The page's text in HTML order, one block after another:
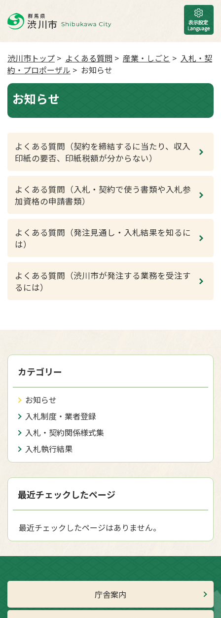
渋川市トップ > よくある質問 > 産業・しごと > 入札・契
約・プロポーザル > お知らせ
お知らせ
よくある質問（契約を締結するに当たり、収入
印紙の要否、印紙税額が分からない）
よくある質問（入札・契約で使う書類や入札参
加資格の申請書類）
よくある質問（発注見通し・入札結果を知るに
は）
よくある質問（渋川市が発注する業務を受注す
るには）
カテゴリー
お知らせ
入札制度・業者登録
入札・契約関係様式集
入札執行結果
最近チェックしたページ
最近チェックしたページはありません。
庁舎案内